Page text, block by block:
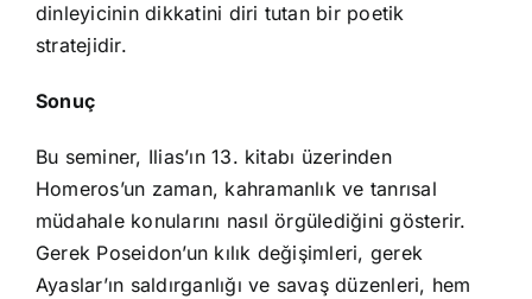
dinleyicinin dikkatini diri tutan bir poetik
stratejidir.
Sonuç
Bu seminer, Ilias’ın 13. kitabı üzerinden
Homeros’un zaman, kahramanlık ve tanrısal
müdahale konularını nasıl örgülediğini gösterir.
Gerek Poseidon’un kılık değişimleri, gerek
Ayaslar’ın saldırganlığı ve savaş düzenleri, hem